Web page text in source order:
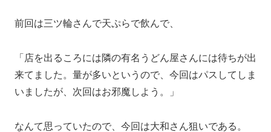
前回は三ツ輪さんで天ぷらで飲んで、
「店を出るころには隣の有名うどん屋さんには待ちが出
来てました。量が多いというので、今回はパスしてしま
いましたが、次回はお邪魔しよう。」
なんて思っていたので、今回は大和さん狙いである。